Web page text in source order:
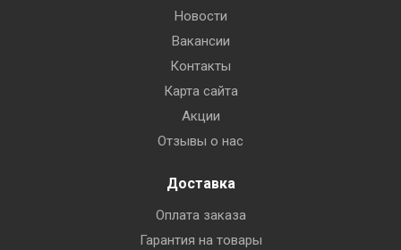
Новости
Вакансии
Контакты
Карта сайта
Акции
Отзывы о нас
Доставка
Оплата заказа
Гарантия на товары